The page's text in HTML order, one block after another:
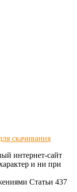
скачивания
интернет-сайт
и ни при
Статьи 437